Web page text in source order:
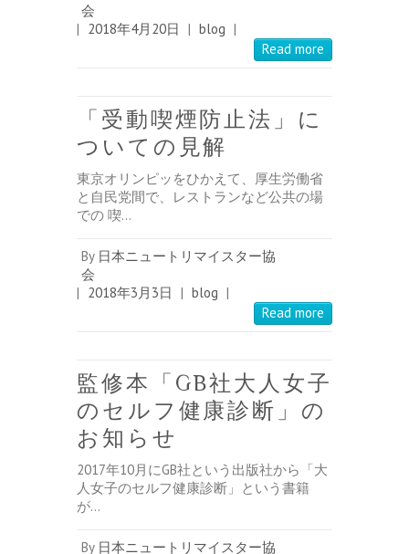
会
| 2018年4月20日 | blog |
Read more
「受動喫煙防止法」に
ついての見解
東京オリンピッをひかえて、厚生労働省
と自民党間で、レストランなど公共の場
での 喫…
By 日本ニュートリマイスター協
会
| 2018年3月3日 | blog |
Read more
監修本「GB社大人女子
のセルフ健康診断」の
お知らせ
2017年10月にGB社という出版社から「大
人女子のセルフ健康診断」という書籍
が…
By 日本ニュートリマイスター協